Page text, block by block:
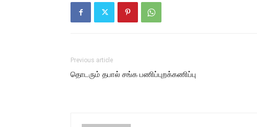
Previous article
தொடரும் தபால் சங்க பணிப்புறக்கணிப்பு